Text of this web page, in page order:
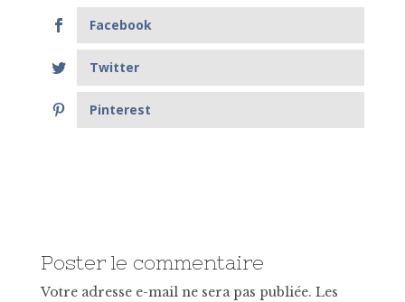
Facebook
Twitter
Pinterest
Poster le commentaire
Votre adresse e-mail ne sera pas publiée. Les